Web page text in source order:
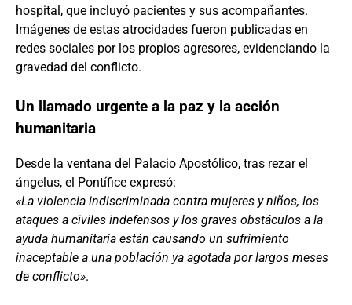
hospital, que incluyó pacientes y sus acompañantes.
Imágenes de estas atrocidades fueron publicadas en
redes sociales por los propios agresores, evidenciando la
gravedad del conflicto.
Un llamado urgente a la paz y la acción
humanitaria
Desde la ventana del Palacio Apostólico, tras rezar el
ángelus, el Pontífice expresó:
«La violencia indiscriminada contra mujeres y niños, los
ataques a civiles indefensos y los graves obstáculos a la
ayuda humanitaria están causando un sufrimiento
inaceptable a una población ya agotada por largos meses
de conflicto».